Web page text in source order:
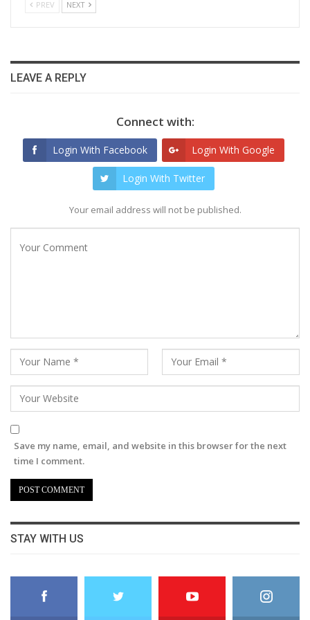
PREV NEXT
LEAVE A REPLY
Connect with:
Login With Facebook Login With Google
Login With Twitter
Your email address will not be published.
Save my name, email, and website in this browser for the next
time I comment.
STAY WITH US